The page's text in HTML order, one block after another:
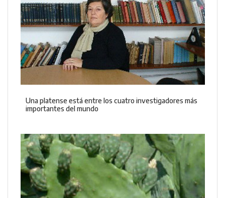
Una platense está entre los cuatro investigadores más
importantes del mundo